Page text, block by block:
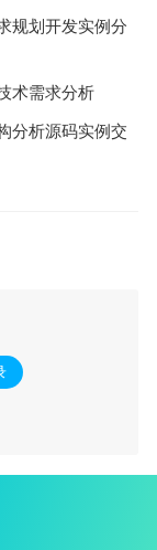
规划开发实例分
术需求分析
分析源码实例交
。